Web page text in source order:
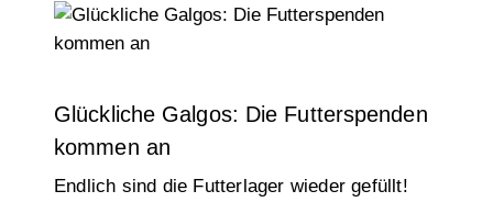
Glückliche Galgos: Die Futterspenden
kommen an
Endlich sind die Futterlager wieder gefüllt!